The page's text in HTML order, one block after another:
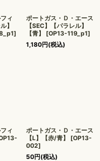
ィ
】
]
ポートガス・Ｄ・エース
【SEC】【パラレル】
【青】
[OP13-119_p1]
1,180円(税込)
ィ
ポートガス・Ｄ・エース
【L】【赤/青】
[OP13-
002]
50円(税込)